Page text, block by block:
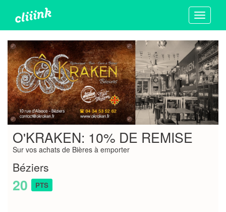
Toggle
O'KRAKEN: 10% DE REMISE
Sur vos achats de Bières à emporter
Béziers
20 PTS